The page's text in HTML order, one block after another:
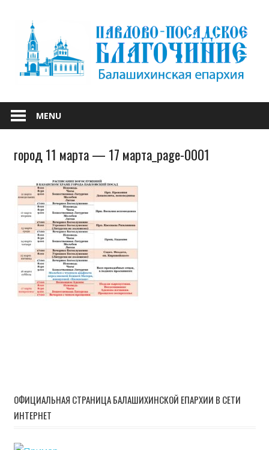
content
ПАВЛОВО-
ПОСАДСКОЕ
БЛАГОЧИНИЕ
MENU
город 11 марта — 17 марта_page-0001
ОФИЦИАЛЬНАЯ СТРАНИЦА БАЛАШИХИНСКОЙ ЕПАРХИИ В СЕТИ
ИНТЕРНЕТ